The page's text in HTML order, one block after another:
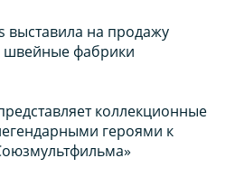
выставила на продажу
швейные фабрики
коллекционные
героями к